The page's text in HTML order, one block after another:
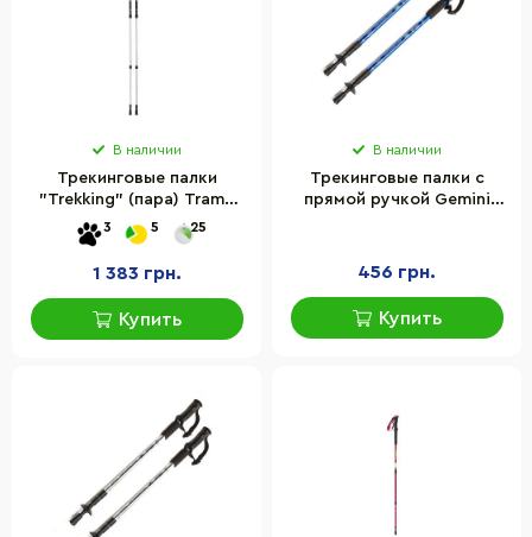
В наличии
Трекинговые палки
"Trekking" (пара) Tramp
UTRR-003 белые 140 см
3 5 25
1 383 грн.
Купить
В наличии
Трекинговые палки с
прямой ручкой Gemini
456 грн.
Купить